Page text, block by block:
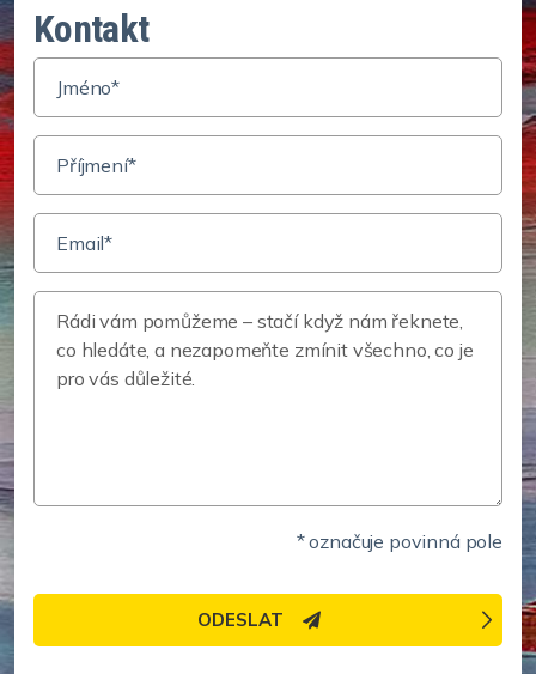
Kontakt
* označuje povinná pole
ODESLAT